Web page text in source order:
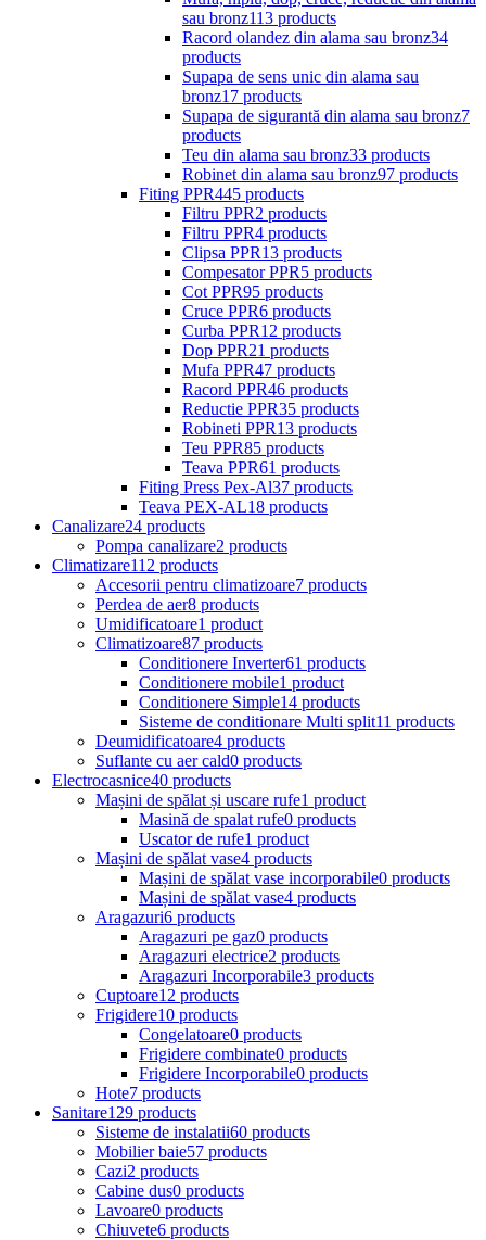
sau bronz113 products
Racord olandez din alama sau bronz34
products
Supapa de sens unic din alama sau
bronz17 products
Supapa de sigurantă din alama sau bronz7
products
Teu din alama sau bronz33 products
Robinet din alama sau bronz97 products
Fiting PPR445 products
Filtru PPR2 products
Filtru PPR4 products
Clipsa PPR13 products
Compesator PPR5 products
Cot PPR95 products
Cruce PPR6 products
Curba PPR12 products
Dop PPR21 products
Mufa PPR47 products
Racord PPR46 products
Reductie PPR35 products
Robineti PPR13 products
Teu PPR85 products
Teava PPR61 products
Fiting Press Pex-Al37 products
Teava PEX-AL18 products
Canalizare24 products
Pompa canalizare2 products
Climatizare112 products
Accesorii pentru climatizoare7 products
Perdea de aer8 products
Umidificatoare1 product
Climatizoare87 products
Conditionere Inverter61 products
Conditionere mobile1 product
Conditionere Simple14 products
Sisteme de conditionare Multi split11 products
Deumidificatoare4 products
Suflante cu aer cald0 products
Electrocasnice40 products
Mașini de spălat și uscare rufe1 product
Masină de spalat rufe0 products
Uscator de rufe1 product
Mașini de spălat vase4 products
Mașini de spălat vase incorporabile0 products
Mașini de spălat vase4 products
Aragazuri6 products
Aragazuri pe gaz0 products
Aragazuri electrice2 products
Aragazuri Incorporabile3 products
Cuptoare12 products
Frigidere10 products
Congelatoare0 products
Frigidere combinate0 products
Frigidere Incorporabile0 products
Hote7 products
Sanitare129 products
Sisteme de instalatii60 products
Mobilier baie57 products
Cazi2 products
Cabine dus0 products
Lavoare0 products
Chiuvete6 products